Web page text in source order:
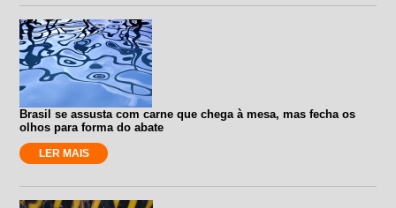
Brasil se assusta com carne que chega à mesa, mas fecha os
olhos para forma do abate
LER MAIS